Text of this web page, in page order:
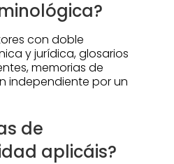
con doble
y jurídica, glosarios
memorias de
independiente por un
de
aplicáis?